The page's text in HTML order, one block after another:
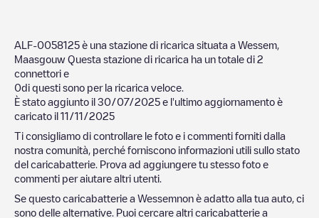
ALF-0058125 è una stazione di ricarica situata a Wessem
Maasgouw Questa stazione di ricarica ha un totale di 2
connettori e
0di questi sono per la ricarica veloce.
È stato aggiunto il 30/07/2025 e l'ultimo aggiornamento è
caricato il 11/11/2025
Ti consigliamo di controllare le foto e i commenti forniti dalla
nostra comunità, perché forniscono informazioni utili sullo stato
del caricabatterie. Prova ad aggiungere tu stesso foto e
commenti per aiutare altri utenti.
Se questo caricabatterie a Wessemnon è adatto alla tua auto, ci
sono delle alternative. Puoi cercare altri caricabatterie a